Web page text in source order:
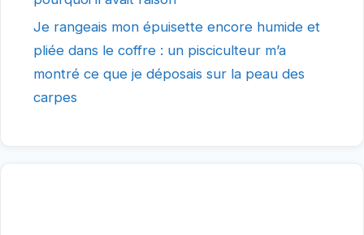
Je rangeais mon épuisette encore humide et
pliée dans le coffre : un pisciculteur m’a
montré ce que je déposais sur la peau des
carpes